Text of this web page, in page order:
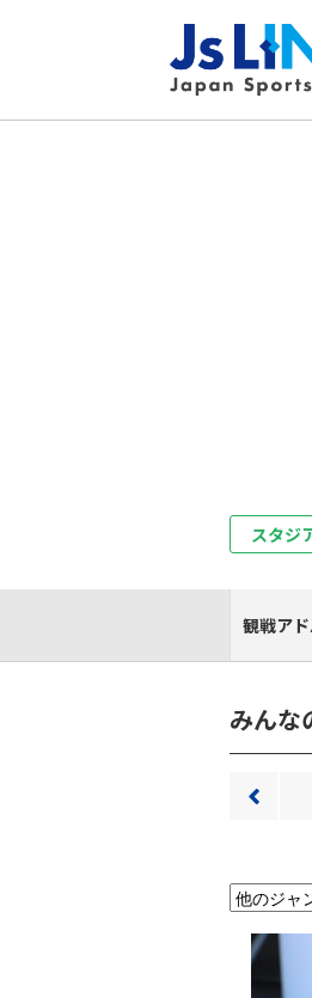
スタジ
観戦ア
みんな